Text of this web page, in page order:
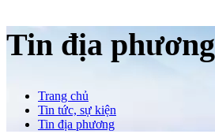
Tin địa phương
Trang chủ
Tin tức, sự kiện
Tin địa phương